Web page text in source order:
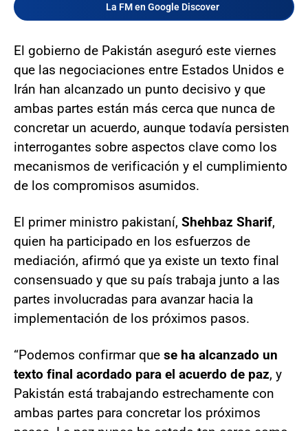
La FM en Google Discover
El gobierno de Pakistán aseguró este viernes
que las negociaciones entre Estados Unidos e
Irán han alcanzado un punto decisivo y que
ambas partes están más cerca que nunca de
concretar un acuerdo, aunque todavía persisten
interrogantes sobre aspectos clave como los
mecanismos de verificación y el cumplimiento
de los compromisos asumidos.
El primer ministro pakistaní, Shehbaz Sharif,
quien ha participado en los esfuerzos de
mediación, afirmó que ya existe un texto final
consensuado y que su país trabaja junto a las
partes involucradas para avanzar hacia la
implementación de los próximos pasos.
“Podemos confirmar que se ha alcanzado un
texto final acordado para el acuerdo de paz, y
Pakistán está trabajando estrechamente con
ambas partes para concretar los próximos